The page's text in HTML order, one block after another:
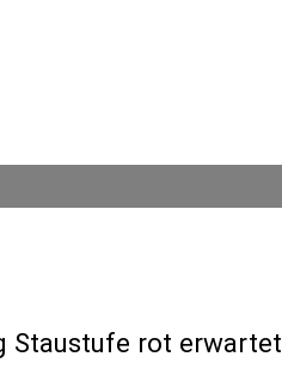
Staustufe rot erwartet